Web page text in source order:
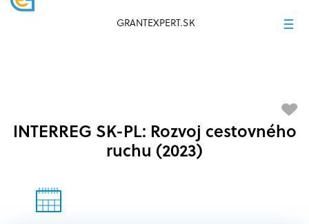
GRANTEXPERT.SK
INTERREG SK-PL: Rozvoj cestovného
ruchu (2023)